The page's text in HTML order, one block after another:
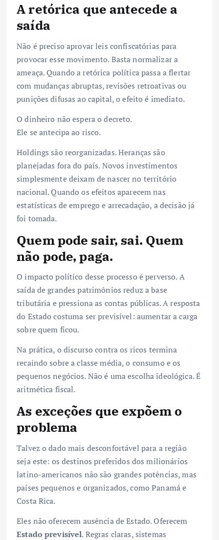
A retórica que antecede a
saída
Não é preciso aprovar leis confiscatórias para
provocar esse movimento. Basta normalizar a
ameaça. Quando a retórica política passa a flertar
com mudanças abruptas, revisões retroativas ou
punições difusas ao capital, o efeito é imediato.
O dinheiro não espera o decreto.
Ele se antecipa ao risco.
Holdings são reorganizadas. Heranças são
planejadas fora do país. Novos investimentos
simplesmente deixam de nascer no território
nacional. Quando os efeitos aparecem nas
estatísticas de emprego e arrecadação, a decisão já
foi tomada.
Quem pode sair, sai. Quem
não pode, paga.
O impacto político desse processo é perverso. A
saída de grandes patrimônios reduz a base
tributária e pressiona as contas públicas. A resposta
do Estado costuma ser previsível: aumentar a carga
sobre quem ficou.
Na prática, o discurso contra os ricos termina
recaindo sobre a classe média, o consumo e os
pequenos negócios. Não é uma escolha ideológica. É
aritmética fiscal.
As exceções que expõem o
problema
Talvez o dado mais desconfortável para a região
seja este: os destinos preferidos dos milionários
latino-americanos não são grandes potências, mas
países pequenos e organizados, como Panamá e
Costa Rica.
Eles não oferecem ausência de Estado. Oferecem
Estado previsível. Regras claras, sistemas